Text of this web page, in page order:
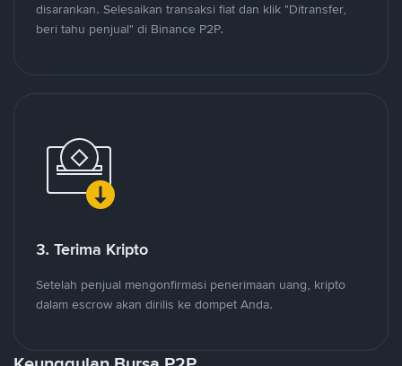
disarankan. Selesaikan transaksi fiat dan klik "Ditransfer,
beri tahu penjual" di Binance P2P.
3. Terima Kripto
Setelah penjual mengonfirmasi penerimaan uang, kripto
dalam escrow akan dirilis ke dompet Anda.